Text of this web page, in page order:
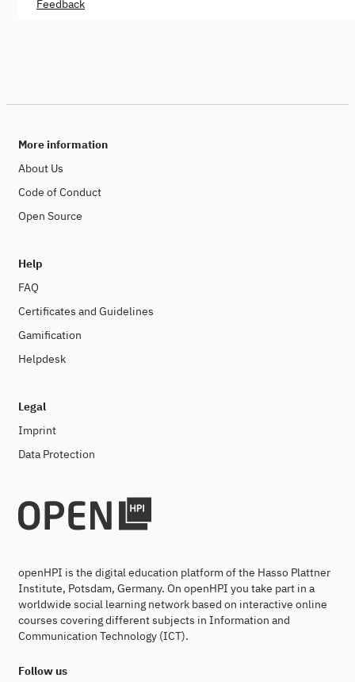
Feedback
More information
About Us
Code of Conduct
Open Source
Help
FAQ
Certificates and Guidelines
Gamification
Helpdesk
Legal
Imprint
Data Protection
openHPI is the digital education platform of the Hasso Plattner
Institute, Potsdam, Germany. On openHPI you take part in a
worldwide social learning network based on interactive online
courses covering different subjects in Information and
Communication Technology (ICT).
Follow us